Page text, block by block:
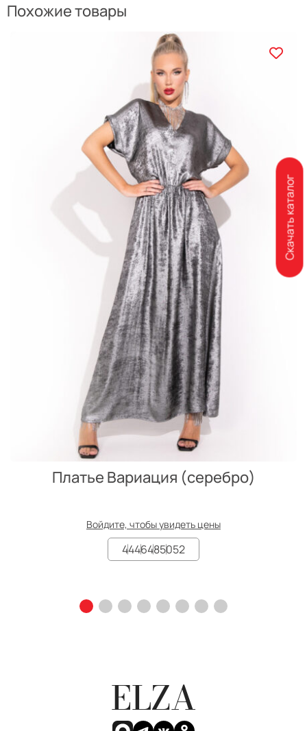
Похожие товары
Платье Вариация (серебро)
Войдите, чтобы увидеть цены
4446485052
ELZA
Скачать каталог